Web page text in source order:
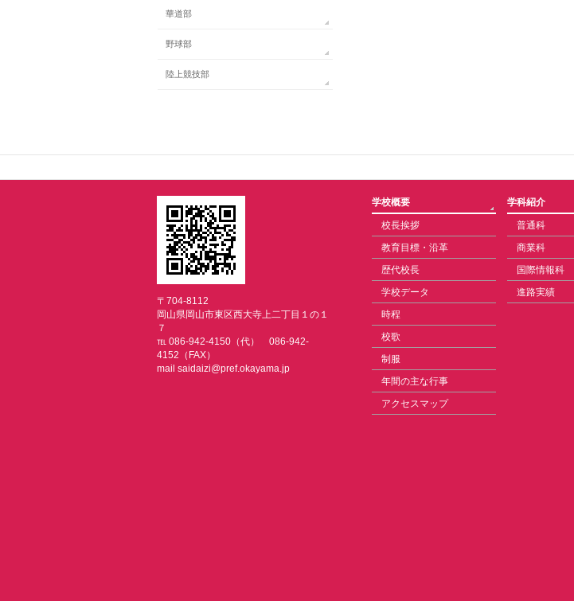
華道部
野球部
陸上競技部
〒704-8112
岡山県岡山市東区西大寺上二丁目１の１
７
℡ 086-942-4150（代） 086-942-
4152（FAX）
mail saidaizi@pref.okayama.jp
学校概要
校長挨拶
教育目標・沿革
歴代校長
学校データ
時程
校歌
制服
年間の主な行事
アクセスマップ
学科紹介
普通科
商業科
国際情報科
進路実績